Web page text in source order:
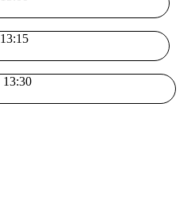
13:15
13:30